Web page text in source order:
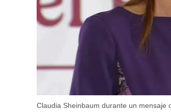
Claudia Sheinbaum durante un mensaje